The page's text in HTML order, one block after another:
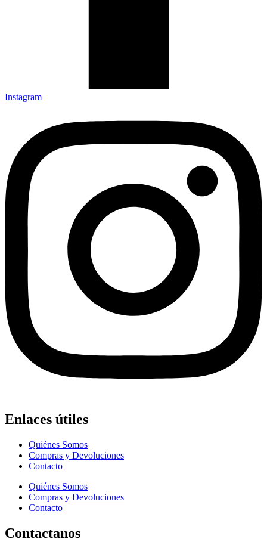
Instagram
Enlaces útiles
Quiénes Somos
Compras y Devoluciones
Contacto
Quiénes Somos
Compras y Devoluciones
Contacto
Contactanos